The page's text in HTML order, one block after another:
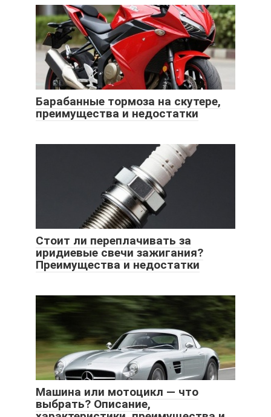
Барабанные тормоза на скутере,
преимущества и недостатки
Стоит ли переплачивать за
иридиевые свечи зажигания?
Преимущества и недостатки
Машина или мотоцикл — что
выбрать? Описание,